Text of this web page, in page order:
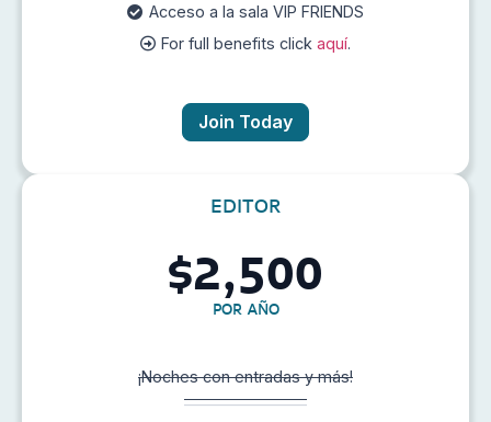
Acceso a la sala VIP FRIENDS
For full benefits clickaquí.
Join Today
EDITOR
$2,500
POR AÑO
¡Noches con entradas y más!